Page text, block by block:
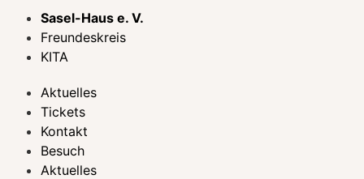
Sasel-Haus e. V.
Freundeskreis
KITA
Aktuelles
Tickets
Kontakt
Besuch
Aktuelles